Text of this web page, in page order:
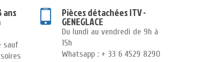
ans
sauf
Pièces détachées ITV -
GENEGLACE
Du lundi au vendredi de 9h à
15h
Whatsapp : + 33 6 4529 8290